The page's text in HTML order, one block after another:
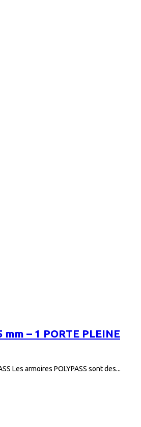
– 1 PORTE PLEINE
Les armoires POLYPASS sont des...